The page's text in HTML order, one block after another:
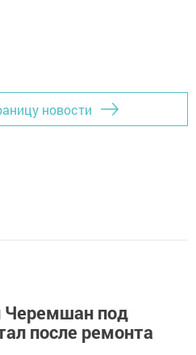
новости
Черемшан под
после ремонта